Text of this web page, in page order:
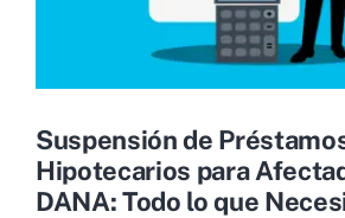
Suspensión de
Hipotecarios para
DANA: Todo lo que